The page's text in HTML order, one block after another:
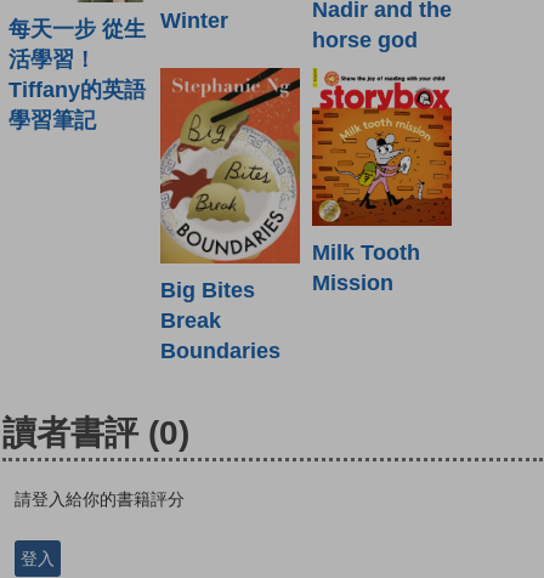
每天一步 從生
活學習！
Tiffany的英語
學習筆記
Winter
Nadir and the
horse god
Big Bites
Break
Boundaries
Milk Tooth
Mission
讀者書評 (0)
請登入給你的書籍評分
登入